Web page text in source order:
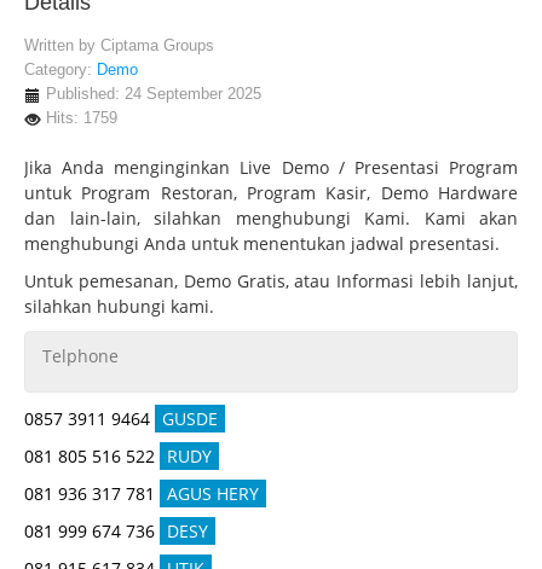
Written by Ciptama Groups
Category: Demo
Published: 24 September 2025
Hits: 1759
Jika Anda menginginkan Live Demo / Presentasi Program
untuk Program Restoran, Program Kasir, Demo Hardware
dan lain-lain, silahkan menghubungi Kami. Kami akan
menghubungi Anda untuk menentukan jadwal presentasi.
Untuk pemesanan, Demo Gratis, atau Informasi lebih lanjut,
silahkan hubungi kami.
Telphone
0857 3911 9464 GUSDE
081 805 516 522 RUDY
081 936 317 781
AGUS HERY
081 999 674 736 DESY